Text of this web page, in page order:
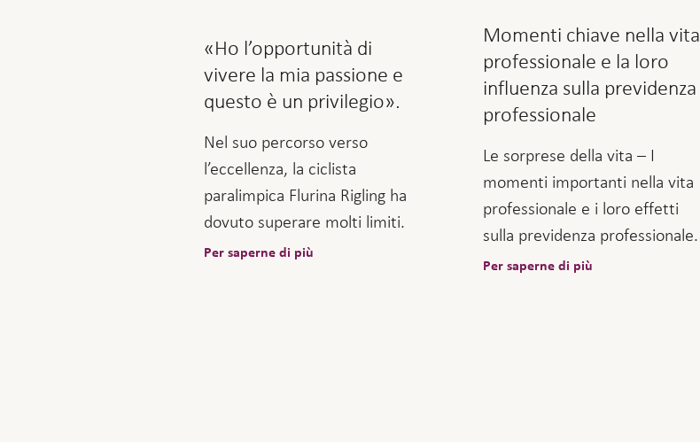
«Ho l’opportunità di
vivere la mia passione e
questo è un privilegio».
Nel suo percorso verso
l’eccellenza, la ciclista
paralimpica Flurina Rigling ha
dovuto superare molti limiti.
Per saperne di più
Momenti chiave nella vita
professionale e la loro
influenza sulla previdenza
professionale
Le sorprese della vita – I
momenti importanti nella vita
professionale e i loro effetti
sulla previdenza professionale.
Per saperne di più